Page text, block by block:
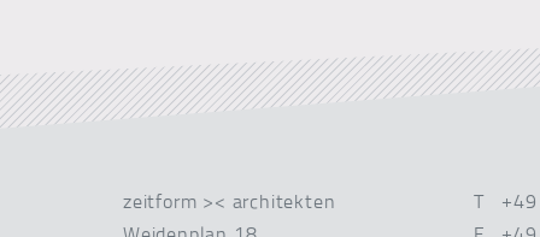
zeitform >< architekten
T +49